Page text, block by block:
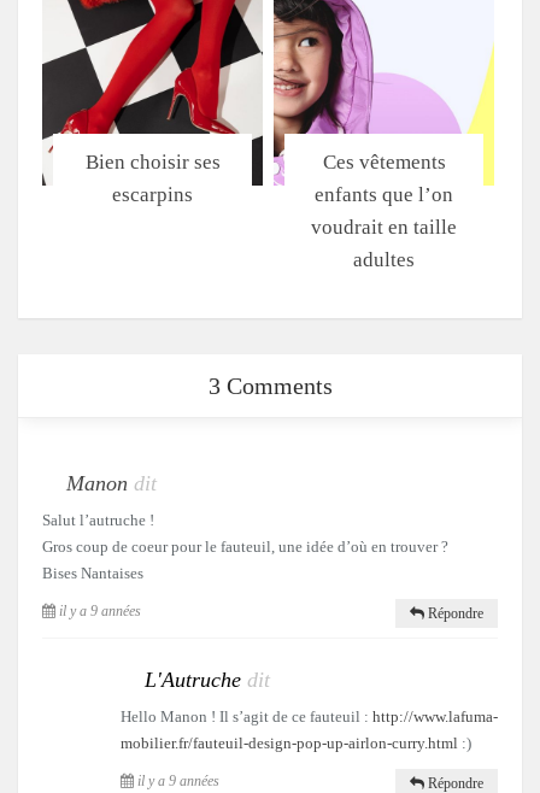
Bien choisir ses
escarpins
Ces vêtements
enfants que l’on
voudrait en taille
adultes
3 Comments
Manon dit
Salut l’autruche !
Gros coup de coeur pour le fauteuil, une idée d’où en trouver ?
Bises Nantaises
il y a 9 années Répondre
L'Autruche dit
Hello Manon ! Il s’agit de ce fauteuil : http://www.lafuma-
mobilier.fr/fauteuil-design-pop-up-airlon-curry.html :)
il y a 9 années Répondre